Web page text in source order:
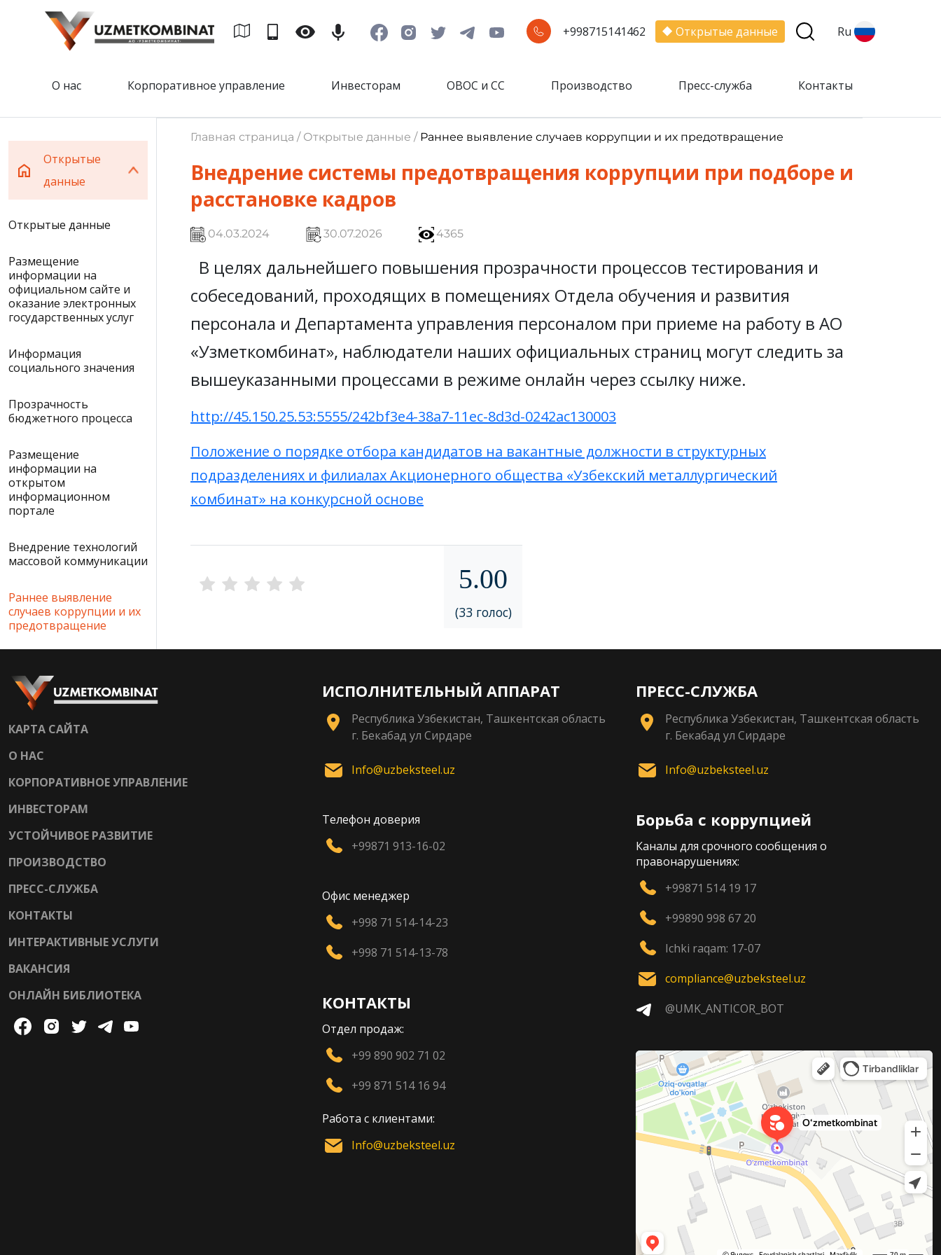
+998715141462 Открытые данные Ru
О нас Корпоративное управление Инвесторам ОВОС и СС Производство Пресс-служба Контакты
Открытые
данные
Открытые данные
Размещение
информации на
официальном сайте и
оказание электронных
государственных услуг
Информация
социального значения
Прозрачность
бюджетного процесса
Размещение
информации на
открытом
информационном
портале
Внедрение технологий
массовой коммуникации
Раннее выявление
случаев коррупции и их
предотвращение
Главная страница / Открытые данные / Раннее выявление случаев коррупции и их предотвращение
Внедрение системы предотвращения коррупции при подборе и
расстановке кадров
04.03.2024 30.07.2026 4365
В целях дальнейшего повышения прозрачности процессов тестирования и
собеседований, проходящих в помещениях Отдела обучения и развития
персонала и Департамента управления персоналом при приеме на работу в АО
«Узметкомбинат», наблюдатели наших официальных страниц могут следить за
вышеуказанными процессами в режиме онлайн через ссылку ниже.
http://45.150.25.53:5555/242bf3e4-38a7-11ec-8d3d-0242ac130003
Положение о порядке отбора кандидатов на вакантные должности в структурных
подразделениях и филиалах Акционерного общества «Узбекский металлургический
комбинат» на конкурсной основе
5.00
(33 голос)
КАРТА САЙТА
О НАС
КОРПОРАТИВНОЕ УПРАВЛЕНИЕ
ИНВЕСТОРАМ
УСТОЙЧИВОЕ РАЗВИТИЕ
ПРОИЗВОДСТВО
ПРЕСС-СЛУЖБА
КОНТАКТЫ
ИНТЕРАКТИВНЫЕ УСЛУГИ
ВАКАНСИЯ
ОНЛАЙН БИБЛИОТЕКА
ИСПОЛНИТЕЛЬНЫЙ АППАРАТ
Республика Узбекистан, Ташкентская область
г. Бекабад ул Сирдаре
Info@uzbeksteel.uz
Телефон доверия
+99871 913-16-02
Офис менеджер
+998 71 514-14-23
+998 71 514-13-78
КОНТАКТЫ
Отдел продаж:
+99 890 902 71 02
+99 871 514 16 94
Работа с клиентами:
Info@uzbeksteel.uz
ПРЕСС-СЛУЖБА
Республика Узбекистан, Ташкентская область
г. Бекабад ул Сирдаре
Info@uzbeksteel.uz
Борьба с коррупцией
Каналы для срочного сообщения о
правонарушениях:
+99871 514 19 17
+99890 998 67 20
Ichki raqam: 17-07
compliance@uzbeksteel.uz
@UMK_ANTICOR_BOT